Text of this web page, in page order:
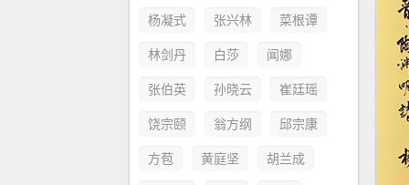
杨凝式 张兴林 菜根谭
林剑丹 白莎 闻娜
张伯英 孙晓云 崔廷瑶
饶宗颐 翁方纲 邱宗康
方苞 黄庭坚 胡兰成